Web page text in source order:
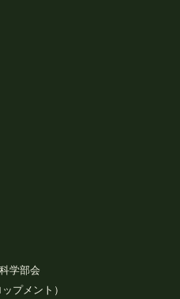
学部会
プメント）